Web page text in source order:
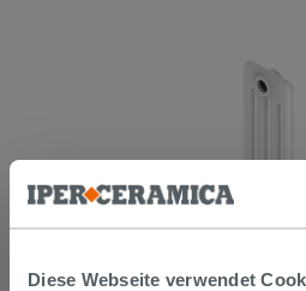
Diese Webseite verwendet